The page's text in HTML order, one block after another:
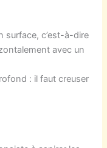
surface, c’est-à-dire
avec un
: il faut creuser